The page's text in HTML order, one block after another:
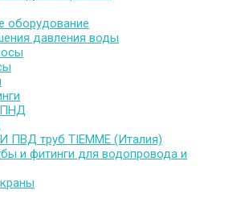
оборудование
давления воды
ПНД
ПВД труб TIEMME (Италия)
и фитинги для водопровода и